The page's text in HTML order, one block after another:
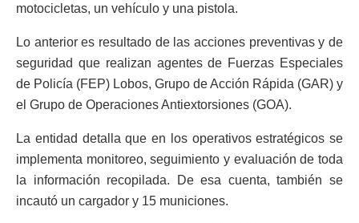
motocicletas, un vehículo y una pistola.
Lo anterior es resultado de las acciones preventivas y de
seguridad que realizan agentes de Fuerzas Especiales
de Policía (FEP) Lobos, Grupo de Acción Rápida (GAR) y
el Grupo de Operaciones Antiextorsiones (GOA).
La entidad detalla que en los operativos estratégicos se
implementa monitoreo, seguimiento y evaluación de toda
la información recopilada. De esa cuenta, también se
incautó un cargador y 15 municiones.